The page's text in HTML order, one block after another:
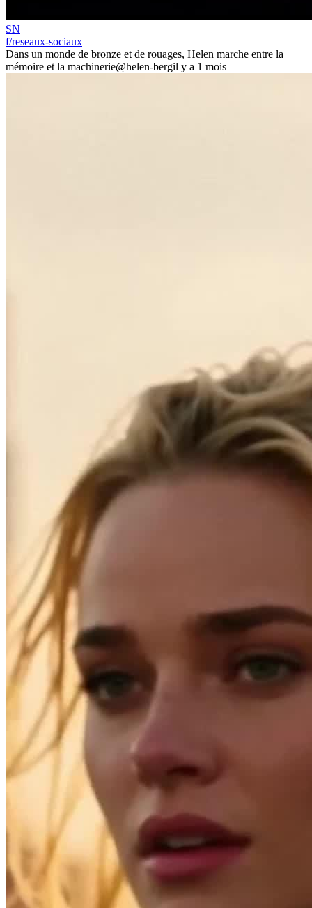
SN
f/reseaux-sociaux
Dans un monde de bronze et de rouages, Helen marche entre la
mémoire et la machinerie@helen-bergil y a 1 mois